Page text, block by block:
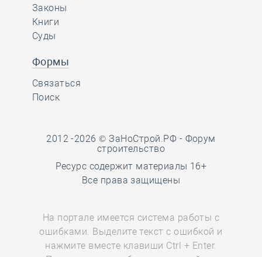
Законы
Книги
Суды
Формы
Связаться
Поиск
2012 -2026 © ЗаНоСтрой.РФ - Форум
строительство
Ресурс содержит материалы 16+
Все права защищены
На портале имеется система работы с
ошибками. Выделите текст с ошибкой и
нажмите вместе клавиши Ctrl + Enter.